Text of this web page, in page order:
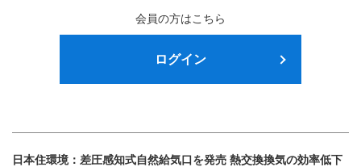
会員の方はこちら
ログイン
日本住環境：差圧感知式自然給気口を発売 熱交換換気の効率低下